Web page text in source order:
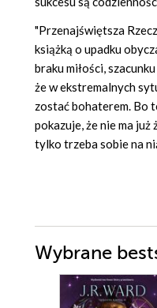
"Przenajświętsza
książką o upadku
braku miłości,
że w ekstremalnych
zostać bohaterem. Bo
pokazuje, że nie ma
tylko trzeba sobie na
Wybrane